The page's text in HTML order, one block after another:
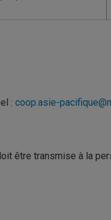
: coop.asie-
être transmise à la